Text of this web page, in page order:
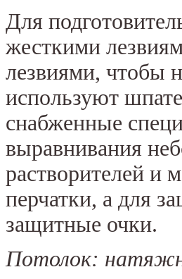
Для
жесткими
лезвиями, чтобы
используют
снабженные
выравнивания
растворителей и
перчатки, а для
защитные очки.
Потолок: